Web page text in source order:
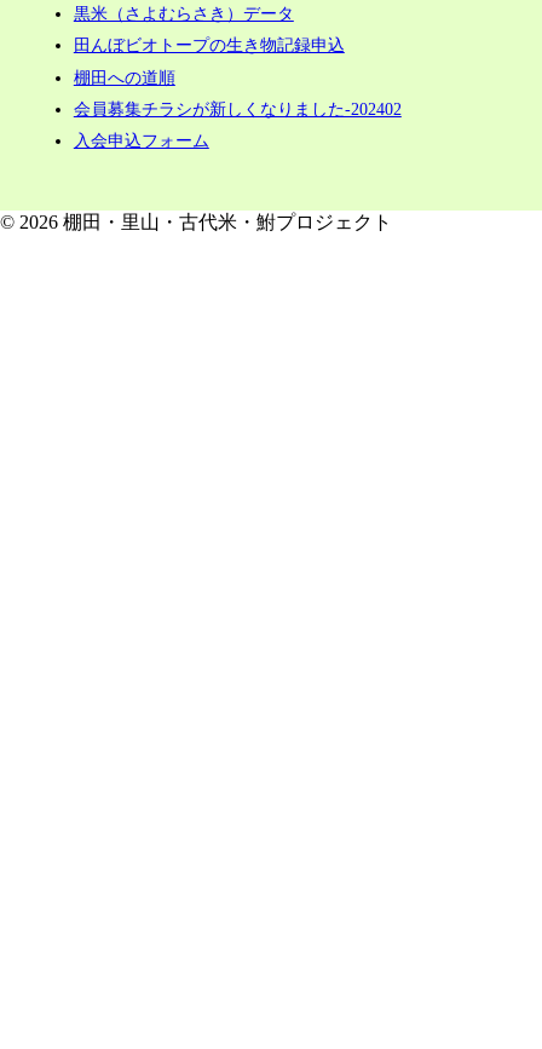
黒米（さよむらさき）データ
田んぼビオトープの生き物記録申込
棚田への道順
会員募集チラシが新しくなりました-202402
入会申込フォーム
© 2026 棚田・里山・古代米・鮒プロジェクト